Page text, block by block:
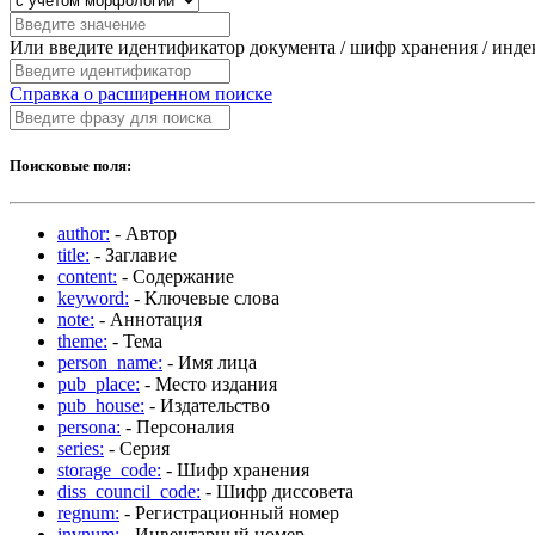
Или введите идентификатор документа / шифр хранения /
Справка о расширенном поиске
Поисковые поля:
author: - Автор
title: - Заглавие
content: - Содержание
keyword: - Ключевые слова
note: - Аннотация
theme: - Тема
person_name: - Имя лица
pub_place: - Место издания
pub_house: - Издательство
persona: - Персоналия
series: - Серия
storage_code: - Шифр хранения
diss_council_code: - Шифр диссовета
regnum: - Регистрационный номер